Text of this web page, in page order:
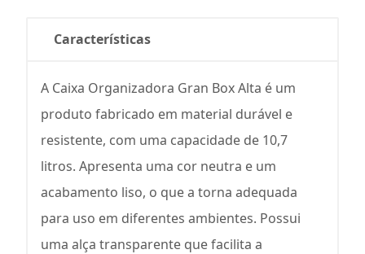
Características
A Caixa Organizadora Gran Box Alta é um
produto fabricado em material durável e
resistente, com uma capacidade de 10,7
litros. Apresenta uma cor neutra e um
acabamento liso, o que a torna adequada
para uso em diferentes ambientes. Possui
uma alça transparente que facilita a